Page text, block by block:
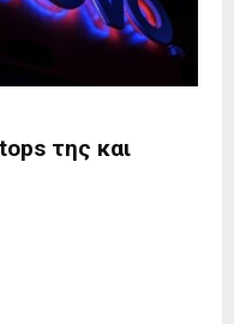
της και